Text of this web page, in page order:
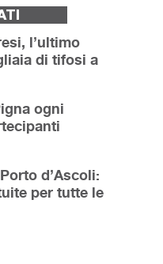
l’ultimo
di tifosi a
ogni
d’Ascoli:
per tutte le